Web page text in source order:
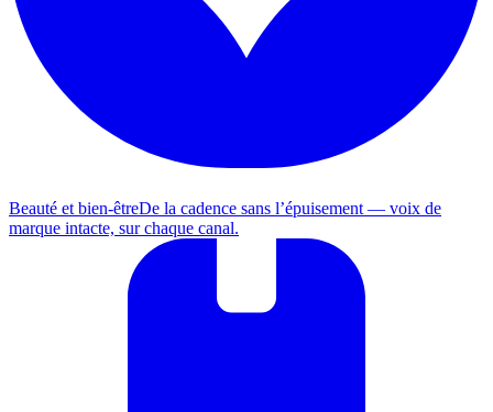
Beauté et bien-êtreDe la cadence sans l’épuisement — voix de
marque intacte, sur chaque canal.